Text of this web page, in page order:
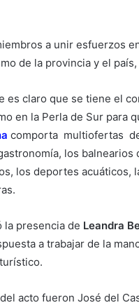
a unir esfuerzos
de la provincia y el
es claro que se tiene el
en la Perla de Sur para
comporta multiofertas
los
los deportes acuáticos,
la presencia de Leandra
a trabajar de la
acto fueron José del